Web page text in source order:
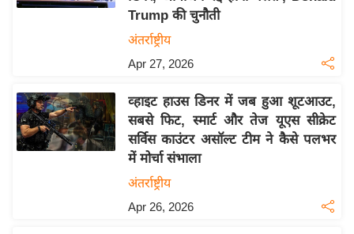
0
इ
म
ई
Trump की चुनौती
अंतर्राष्ट्रीय
Apr 27, 2026
व्हाइट हाउस डिनर में जब हुआ शूटआउट,
सबसे फिट, स्मार्ट और तेज यूएस सीक्रेट
सर्विस काउंटर असॉल्ट टीम ने कैसे पलभर
में मोर्चा संभाला
अंतर्राष्ट्रीय
Apr 26, 2026